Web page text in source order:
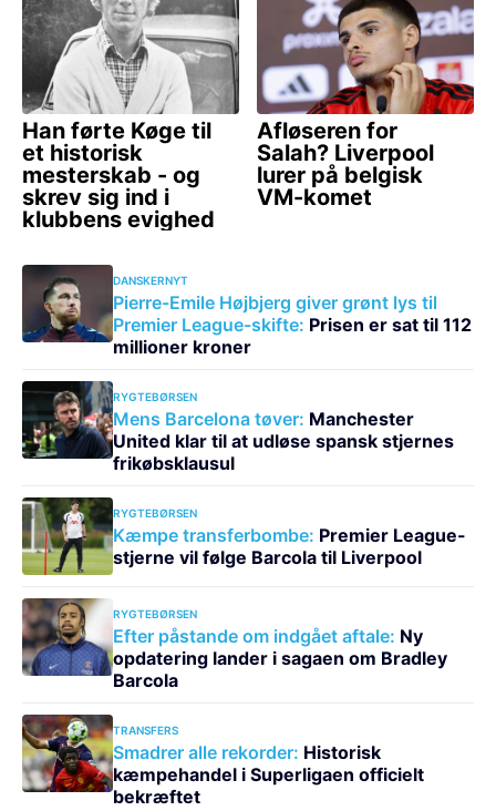
DANSKERNYT
Pierre-Emile Højbjerg giver grønt lys til
Premier League-skifte: Prisen er sat til 112
millioner kroner
RYGTEBØRSEN
Mens Barcelona tøver: Manchester
United klar til at udløse spansk stjernes
frikøbsklausul
RYGTEBØRSEN
Kæmpe transferbombe: Premier League-
stjerne vil følge Barcola til Liverpool
RYGTEBØRSEN
Efter påstande om indgået aftale: Ny
opdatering lander i sagaen om Bradley
Barcola
TRANSFERS
Smadrer alle rekorder: Historisk
kæmpehandel i Superligaen officielt
bekræftet